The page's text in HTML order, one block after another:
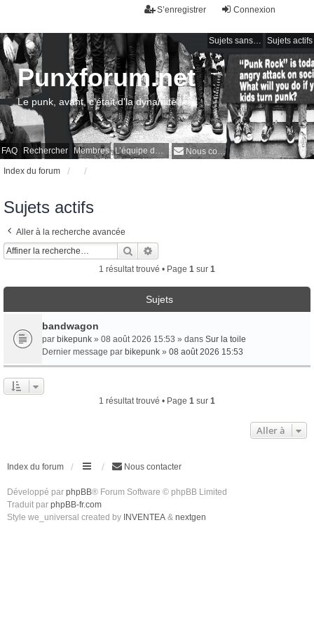
Connexion
S’enregistrer
Sujets sans réponse Sujets actifs
FAQ Rechercher Membres L’équipe du forum Nous contacter
Punxforum.net
Le punk, avant, c'était d'la dynamite !
Index du forum
Sujets actifs
Aller à la recherche avancée
Rechercher
1 résultat trouvé • Page 1 sur 1
Sujets
bandwagon
par bikepunk » 08 août 2026 15:53 » dans Sur la toile
Dernier message par bikepunk » 08 août 2026 15:53
1 résultat trouvé • Page 1 sur 1
Aller à
Index du forum Nous contacter
Développé par phpBB® Forum Software © phpBB Limited
Traduit par phpBB-fr.com
Style we_universal created by INVENTEA & nextgen